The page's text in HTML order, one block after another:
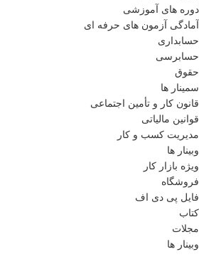
دوره های آموزشی
آمادگی آزمون های حرفه ای
حسابداری
حسابرسی
حقوق
سمینار ها
قانون کار و تأمین اجتماعی
قوانین مالیاتی
مدیریت کسب و کار
وبینار ها
ویژه بازار کار
فروشگاه
فایل پی دی اف
کتاب
مجلات
وبینار ها